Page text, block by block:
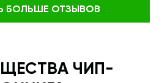
БОЛЬШЕ ОТЗЫВОВ
ЧИП-